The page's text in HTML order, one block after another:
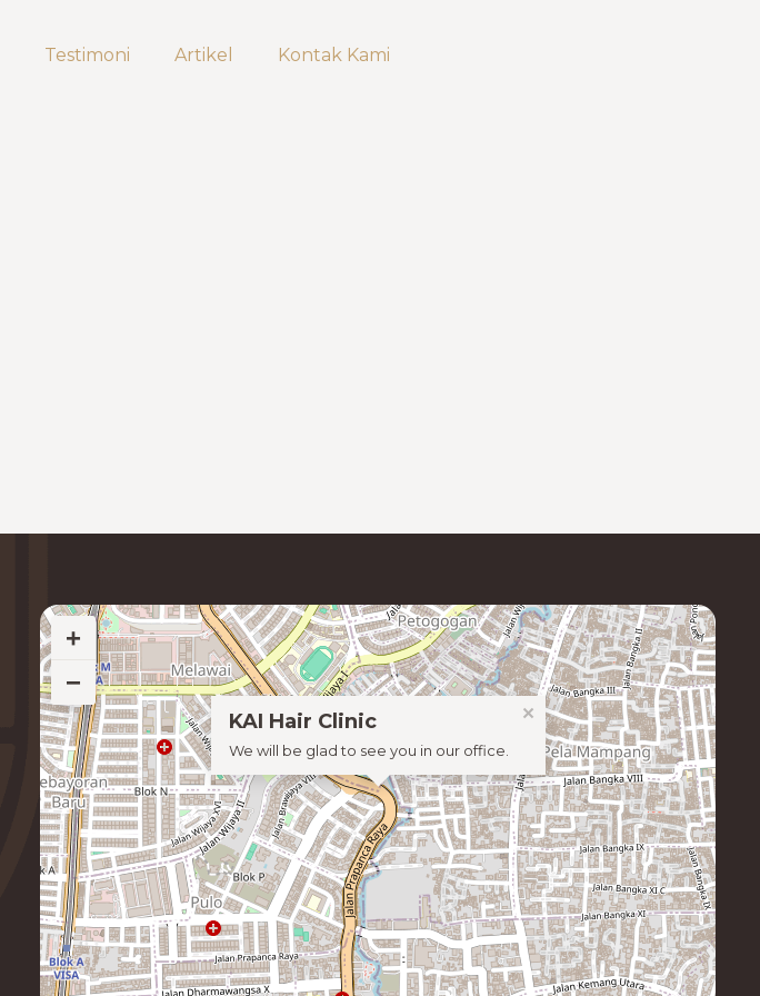
Testimoni Artikel Kontak Kami
KAI Hair Clinic
We will be glad to see you in our office.
×
+
−